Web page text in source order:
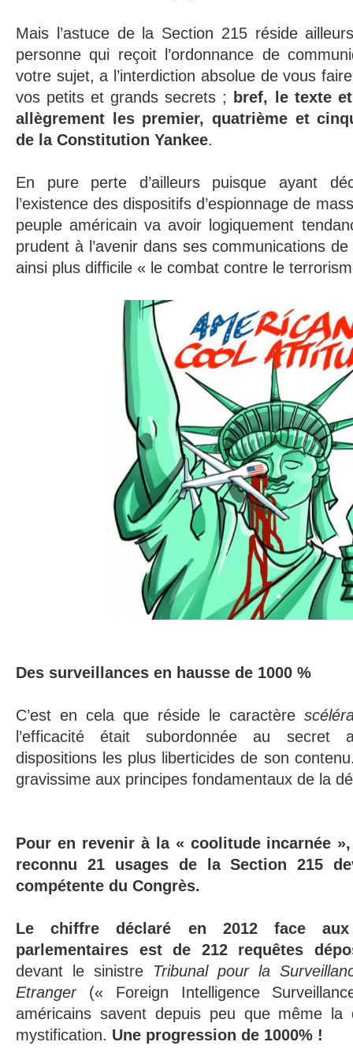
Mais l’astuce de la Section 215 réside
personne qui reçoit l’ordonnance de
votre sujet, a l’interdiction absolue de vous
vos petits et grands secrets ;
bref, le texte
allègrement les premier, quatrième et
de la Constitution Yankee.
En pure perte d’ailleurs puisque ayant
l’existence des dispositifs d’espionnage de
peuple américain va avoir logiquement
prudent à l’avenir dans ses communications
ainsi plus difficile « le combat contre le
Des surveillances en hausse de 1000 %
C’est en cela que réside le caractère
l’efficacité était subordonnée au secret
dispositions les plus liberticides de son
gravissime aux principes fondamentaux de la
Pour en revenir à la « coolitude incarnée
reconnu 21 usages de la Section 215
compétente du Congrès.
Le chiffre déclaré en 2012 face aux
parlementaires est de 212 requêtes
devant le sinistre Tribunal pour la
Etranger(« Foreign Intelligence
américains savent depuis peu que même la
mystification. Une progression de 1000% !